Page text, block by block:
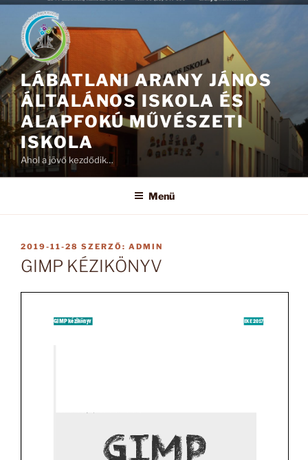
Tartalomhoz
LÁBATLANI ARANY JÁNOS
ÁLTALÁNOS ISKOLA ÉS
ALAPFOKÚ MŰVÉSZETI
ISKOLA
Ahol a jövő kezdődik…
Menü
BEKÜLDVE:
2019-11-28 SZERZŐ: ADMIN
GIMP KÉZIKÖNYV